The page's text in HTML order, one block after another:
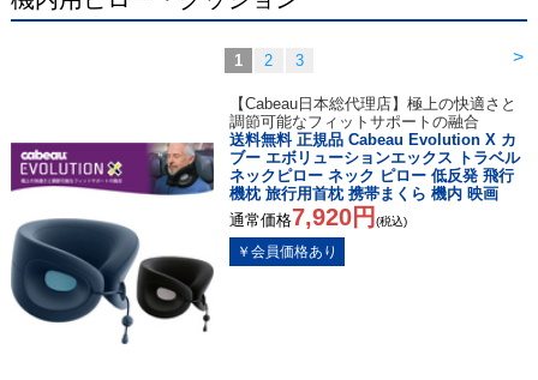
>
1 2 3
【Cabeau日本総代理店】極上の快適さと
調節可能なフィットサポートの融合
送料無料 正規品 Cabeau Evolution X カ
ブー エボリューションエックス トラベル
ネックピロー ネック ピロー 低反発 飛行
機枕 旅行用首枕 携帯まくら 機内 映画
通常価格7,920円 (税込)